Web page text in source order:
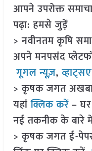
आपने उपरोक्त
पढ़ा: हमसे जुड़ें
> नवीनतम कृषि
अपने मनपसंद
गूगल न्यूज़,
> कृषक जगत
यहांक्लिक करें– घर
नई तकनीक के बारे
> कृषक जगत ई-